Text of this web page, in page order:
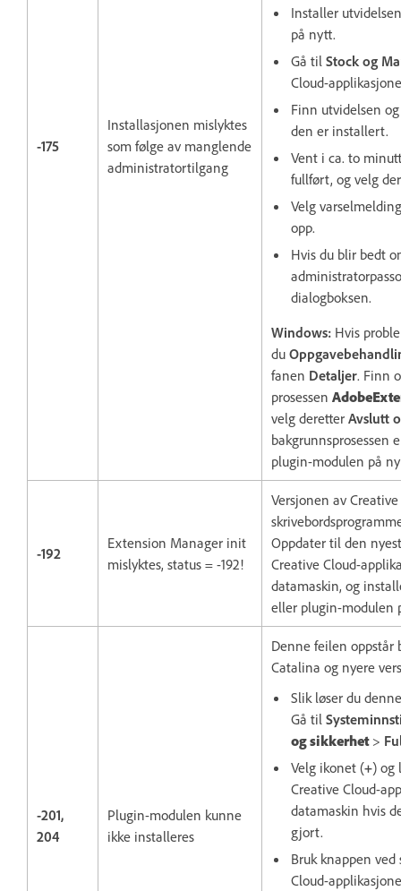
-175
Installasjonen mislyktes
som følge av manglende
administratortilgang
Installer
på nytt.
Gå til Stock og
Cloud-
Finn utvidelsen
den er installert.
Vent i ca. to
fullført, og velg
Velg
opp.
Hvis du blir bedt
dialogboksen.
Windows: Hvis
du
fanen Detaljer. Finn
prosessen
velg deretter Avslutt
bakgrunnsprosessen
plugin-modulen på
-192
Extension Manager init
mislyktes, status = -192!
Versjonen av
Oppdater til den
Creative Cloud-
datamaskin, og
eller plugin-modulen
-201,
204
Plugin-modulen kunne
ikke installeres
Denne feilen oppstår
Catalina og nyere
Slik løser du
Gå til
og sikkerhet>
Velg ikonet (+) og
Creative Cloud-
datamaskin hvis
gjort.
Bruk knappen
Cloud-